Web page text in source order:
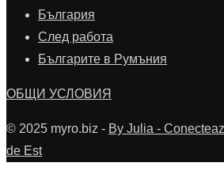
България
След работа
Българите в Румъния
ОБЩИ УСЛОВИЯ
© 2025 myro.biz - By Julia -
de Est